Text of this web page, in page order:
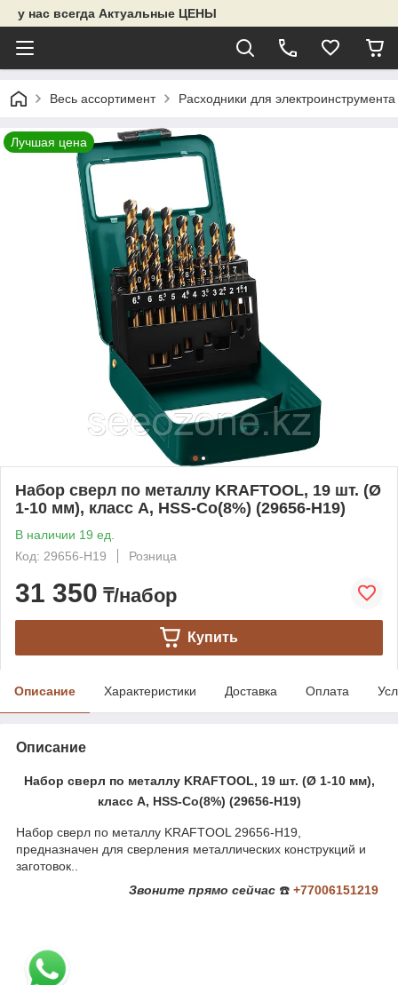
у нас всегда Актуальные ЦЕНЫ
Весь ассортимент Расходники для электроинструмента
Лучшая цена
Набор сверл по металлу KRAFTOOL, 19 шт. (Ø
1-10 мм), класс A, HSS-Co(8%) (29656-H19)
В наличии 19 ед.
Код: 29656-H19
Розница
31 350 ₸/набор
Купить
Описание Характеристики Доставка Оплата
Описание
Набор сверл по металлу KRAFTOOL, 19 шт. (Ø 1-10 мм),
класс A, HSS-Co(8%) (29656-H19)
Набор сверл по металлу KRAFTOOL 29656-H19,
предназначен для сверления металлических конструкций и
заготовок..
Звоните прямо сейчас ☎️ +77006151219